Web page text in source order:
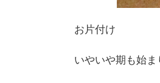
お片付け
いやいや期も始ま